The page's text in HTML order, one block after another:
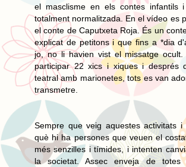
el masclisme en els contes infantils
totalment normalitzada. En el vídeo es
el conte de Caputxeta Roja. És un
explicat de petitons i que fins a *dia
jo, no li havien vist el missatge
participar 22 xics i xiques i després
teatral amb marionetes, tots es van
transmetre.
Sempre que veig aquestes activitats i
què hi ha persones que veuen el
més senzilles i tímides, i intenten
la societat. Assec enveja de totes